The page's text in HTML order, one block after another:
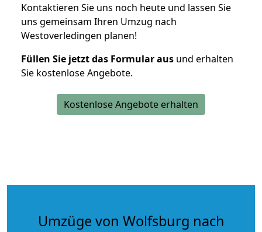
Kontaktieren Sie uns noch heute und lassen Sie
uns gemeinsam Ihren Umzug nach
Westoverledingen planen!
Füllen Sie jetzt das Formular aus und erhalten
Sie kostenlose Angebote.
Kostenlose Angebote erhalten
Umzüge von Wolfsburg nach